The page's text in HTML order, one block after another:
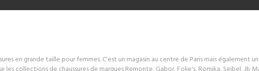
en grande taille pour femmes. C'est un magasin au centre de Paris mais également